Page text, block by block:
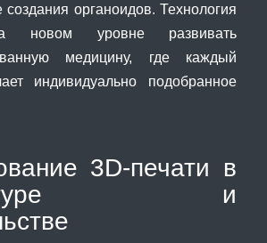
органоидов. Технология
новом уровне развивать
медицину, где каждый
индивидуально подобранное
3D-печати в
и